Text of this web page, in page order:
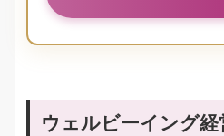
ウェルビーイング